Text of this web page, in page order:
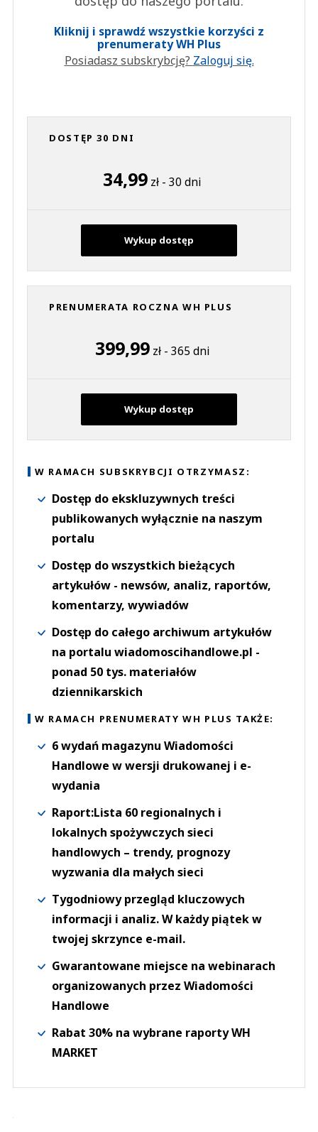
Kliknij i sprawdź wszystkie korzyści z
prenumeraty WH Plus
Posiadasz subskrybcję? Zaloguj się.
DOSTĘP 30 DNI
34,99 zł - 30 dni
Wykup dostęp
PRENUMERATA ROCZNA WH PLUS
399,99zł - 365 dni
Wykup dostęp
W RAMACH SUBSKRYBCJI OTRZYMASZ:
Dostęp do ekskluzywnych treści
publikowanych wyłącznie na naszym
portalu
Dostęp do wszystkich bieżących
artykułów - newsów, analiz, raportów,
komentarzy, wywiadów
Dostęp do całego archiwum artykułów
na portalu wiadomoscihandlowe.pl -
ponad 50 tys. materiałów
dziennikarskich
W RAMACH PRENUMERATY WH PLUS TAKŻE:
6 wydań magazynu Wiadomości
Handlowe w wersji drukowanej i e-
wydania
Raport:Lista 60 regionalnych i
lokalnych spożywczych sieci
handlowych – trendy, prognozy
wyzwania dla małych sieci
Tygodniowy przegląd kluczowych
informacji i analiz. W każdy piątek w
twojej skrzynce e-mail.
Gwarantowane miejsce na webinarach
organizowanych przez Wiadomości
Handlowe
Rabat 30% na wybrane raporty WH
MARKET